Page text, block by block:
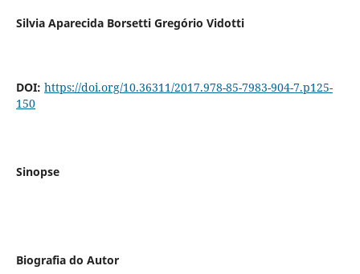
Silvia Aparecida Borsetti Gregório Vidotti
DOI: https://doi.org/10.36311/2017.978-85-7983-904-7.p125-
150
Sinopse
Biografia do Autor